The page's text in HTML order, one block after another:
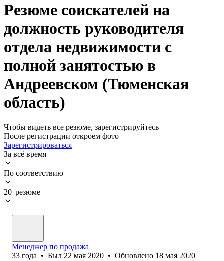
Резюме соискателей на
должность руководителя
отдела недвижимости с
полной занятостью в
Андреевском (Тюменская
область)
Чтобы видеть все резюме, зарегистрируйтесь
После регистрации откроем фото
Зарегистрироваться
За всё время
По соответствию
20 резюме
Менеджер по продажа
33 года • Был 22 мая 2020 • Обновлено 18 мая 2020